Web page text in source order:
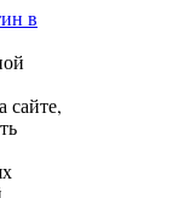
в
сайте,